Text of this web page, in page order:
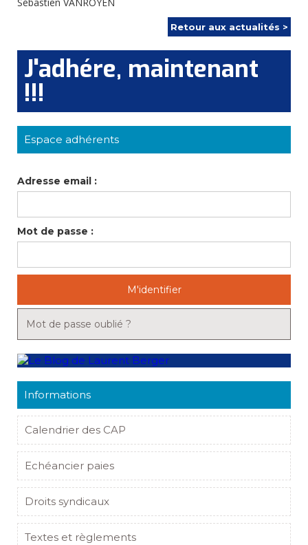
Retour aux actualités >
J'adhére, maintenant
!!!
Espace adhérents
Adresse email :
Mot de passe :
M'identifier
Mot de passe oublié ?
Informations
Calendrier des CAP
Echéancier paies
Droits syndicaux
Textes et règlements